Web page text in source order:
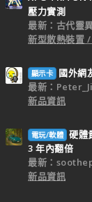
壓力實測
最新：古代靈
新型散熱裝置
顯示卡
國外網
最新：
新品資訊
電玩/軟體 硬體
3 年內翻倍
最新：
新品資訊